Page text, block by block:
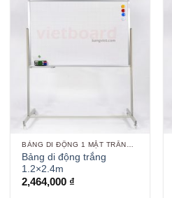
BẢNG DI ĐỘNG 1 MẶT TRẮNG VIẾT BÚT
Bảng di động trắng
1.2×2.4m
2,464,000 ₫